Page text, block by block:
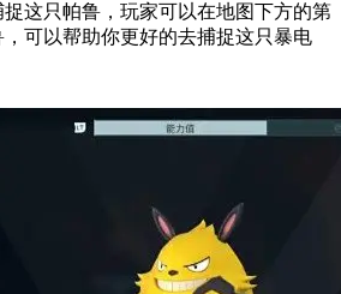
这只帕鲁，玩家可以在地图下方的第
可以帮助你更好的去捕捉这只暴电